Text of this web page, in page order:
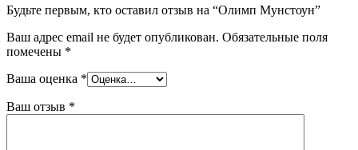
Будьте первым, кто оставил отзыв на “Олимп Мунстоун”
Ваш адрес email не будет опубликован. Обязательные поля
помечены *
Ваша оценка *
Ваш отзыв *